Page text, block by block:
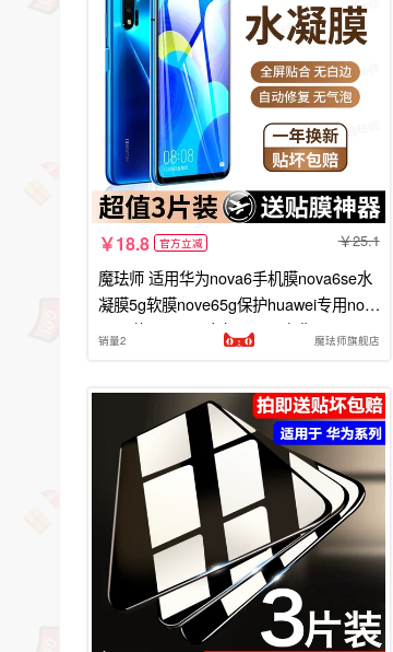
18.8 官方立减 25.1
魔珐师 适用华为nova6手机膜nova6se水
凝膜5g软膜nove65g保护huawei专用nov
o6屏幕nava6es全包n0va6贴膜nave6
销量2 魔珐师旗舰店